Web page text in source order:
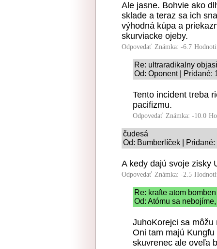
Ale jasne. Bohvie ako
sklade a teraz sa ich
výhodná kúpa a
skurviacke ojeby.
Odpovedať Známka: -6.7
Re: ultraradikalny
Od: Oponent | Pridané:
Tento incident treba
pacifizmu.
Odpovedať Známka: -10.0
čudesá
Od: Bumberlíček |
A kedy dajú svoje zisky
Odpovedať Známka: -2.5
Re: krafte atom bomben
Od: Atómu sa
JuhoKorejci sa
Oni tam majú
skuvrenec ale oveľa